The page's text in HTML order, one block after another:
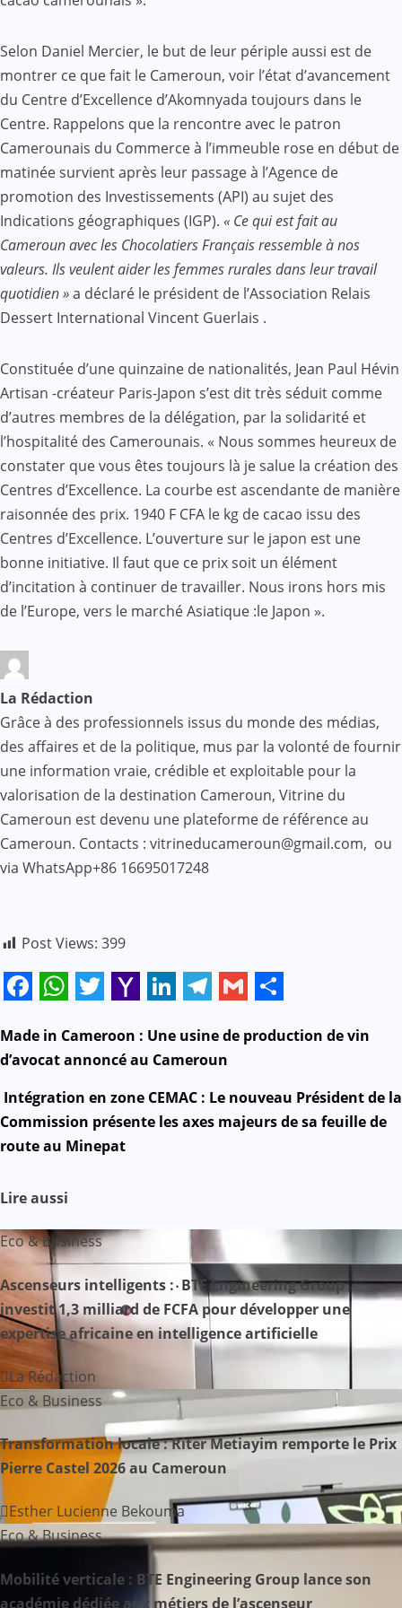
Selon Daniel Mercier, le but de leur périple aussi est de
montrer ce que fait le Cameroun, voir l’état d’avancement
du Centre d’Excellence d’Akomnyada toujours dans le
Centre. Rappelons que la rencontre avec le patron
Camerounais du Commerce à l’immeuble rose en début de
matinée survient après leur passage à l’Agence de
promotion des Investissements (API) au sujet des
Indications géographiques (IGP). « Ce qui est fait au
Cameroun avec les Chocolatiers Français ressemble à nos
valeurs. Ils veulent aider les femmes rurales dans leur travail
quotidien »a déclaré le président de l’Association Relais
Dessert International Vincent Guerlais .
Constituée d’une quinzaine de nationalités, Jean Paul Hévin
Artisan -créateur Paris-Japon s’est dit très séduit comme
d’autres membres de la délégation, par la solidarité et
l’hospitalité des Camerounais. « Nous sommes heureux de
constater que vous êtes toujours là je salue la création des
Centres d’Excellence. La courbe est ascendante de manière
raisonnée des prix. 1940 F CFA le kg de cacao issu des
Centres d’Excellence. L’ouverture sur le japon est une
bonne initiative. Il faut que ce prix soit un élément
d’incitation à continuer de travailler. Nous irons hors mis
de l’Europe, vers le marché Asiatique :le Japon ».
La Rédaction
Grâce à des professionnels issus du monde des médias,
des affaires et de la politique, mus par la volonté de fournir
une information vraie, crédible et exploitable pour la
valorisation de la destination Cameroun, Vitrine du
Cameroun est devenu une plateforme de référence au
Cameroun. Contacts : vitrineducameroun@gmail.com, ou
via WhatsApp+86 16695017248
Post Views: 399
Mail
N
v
i
g
a
t
i
o
n
d
e
l
’
a
Made in Cameroon : Une usine de production de vin
d’avocat annoncé au Cameroun
Intégration en zone CEMAC : Le nouveau Président de la
Commission présente les axes majeurs de sa feuille de
route au Minepat
Lire aussi
Eco & Business
Ascenseurs intelligents : BTE Engineering Group
investit 1,3 milliard de FCFA pour développer une
expertise africaine en intelligence artificielle
La Rédaction
Eco & Business
Transformation locale : Riter Metiayim remporte le Prix
Pierre Castel 2026 au Cameroun
Esther Lucienne Bekouma
Eco & Business
Mobilité verticale : BTE Engineering Group lance son
académie dédiée aux métiers de l’ascenseur